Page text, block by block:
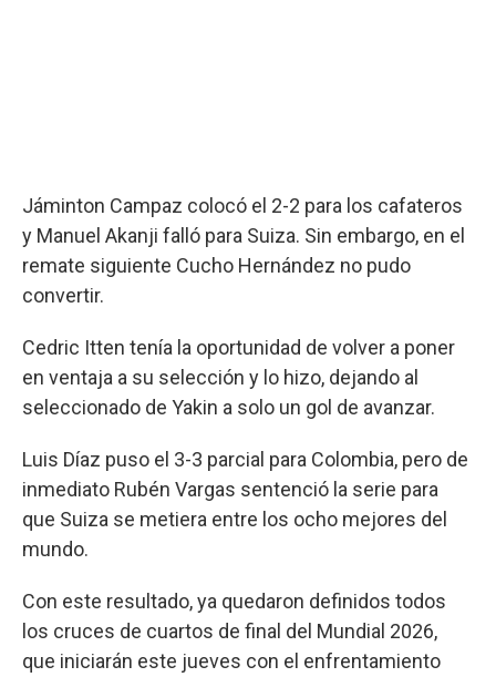
Jáminton Campaz colocó el 2-2 para los cafateros
y Manuel Akanji falló para Suiza. Sin embargo, en el
remate siguiente Cucho Hernández no pudo
convertir.
Cedric Itten tenía la oportunidad de volver a poner
en ventaja a su selección y lo hizo, dejando al
seleccionado de Yakin a solo un gol de avanzar.
Luis Díaz puso el 3-3 parcial para Colombia, pero de
inmediato Rubén Vargas sentenció la serie para
que Suiza se metiera entre los ocho mejores del
mundo.
Con este resultado, ya quedaron definidos todos
los cruces de cuartos de final del Mundial 2026,
que iniciarán este jueves con el enfrentamiento